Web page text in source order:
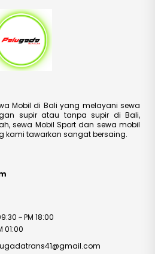
Mobil di Bali yang melayani sewa
supir atau tanpa supir di Bali,
sewa Mobil Sport dan sewa mobil
kami tawarkan sangat bersaing.
~ PM 18:00
01:00